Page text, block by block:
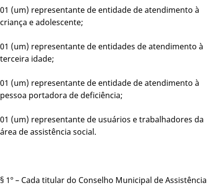
01 (um) representante de entidade de atendimento à
criança e adolescente;
01 (um) representante de entidades de atendimento à
terceira idade;
01 (um) representante de entidade de atendimento à
pessoa portadora de deficiência;
01 (um) representante de usuários e trabalhadores da
área de assistência social.
§ 1º – Cada titular do Conselho Municipal de Assistência